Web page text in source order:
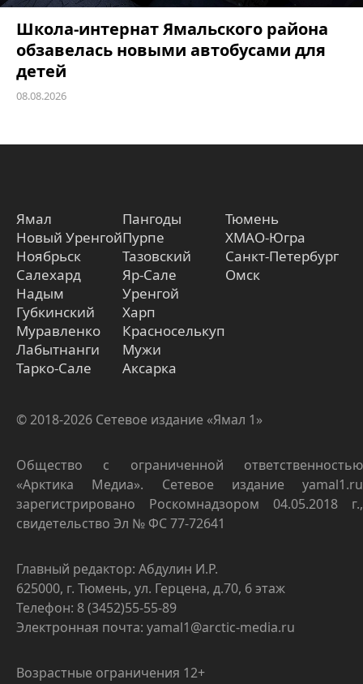
Школа-интернат Ямальского района
обзавелась новыми автобусами для
детей
08.08.2026
Ямал
Новый Уренгой
Ноябрьск
Салехард
Надым
Губкинский
Муравленко
Лабытнанги
Тарко-Сале
Пангоды
Пурпе
Тазовский
Яр-Сале
Уренгой
Харп
Красноселькуп
Мужи
Аксарка
Тюмень
ХМАО-Югра
Санкт-Петербург
Омск
© 2018-2026 Сетевое издание «Ямал 1»
Общество с ограниченной ответственностью
«Арктика Медиа». Сетевое издание yamal1.ru
зарегистрировано Роскомнадзором 04.05.2018 г.,
свидетельство Эл № ФС 77-72641
Главный редактор: Абдулин И.Р.
625000, г. Тюмень, ул. Герцена, д.70, 6 этаж
Телефон: 8 (3452)55-55-89
Электронная почта: yamal1@arctic-media.ru
Возрастные ограничения 12+